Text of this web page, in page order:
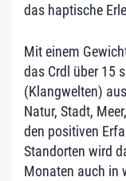
das haptische
Mit einem
das Crdl über 15
(Klangwelten)
Natur, Stadt,
den positiven
Standorten wird
Monaten auch in